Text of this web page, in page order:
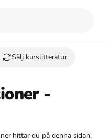
Sälj kurslitteratur
-
hittar du på denna sidan.